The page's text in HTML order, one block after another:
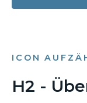
ICON
H2 -